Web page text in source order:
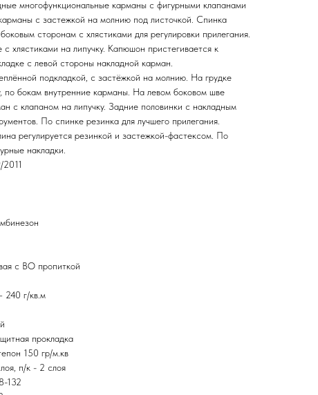
многофункциональные карманы с фигурными клапанами
с застежкой на молнию под листочкой. Спинка
сторонам с хлястиками для регулировки прилегания.
хлястиками на липучку. Капюшон пристегивается к
с левой стороны накладной карман.
подкладкой, с застёжкой на молнию. На грудке
по бокам внутренние карманы. На левом боковом шве
с клапаном на липучку. Задние половинки с накладным
По спинке резинка для лучшего прилегания.
регулируется резинкой и застежкой-фастексом. По
накладки.
с ВО пропиткой
240 г/кв.м
прокладка
150 гр/м.кв
п/к - 2 слоя
132